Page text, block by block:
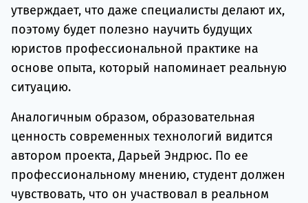
утверждает, что даже специалисты делают их,
поэтому будет полезно научить будущих
юристов профессиональной практике на
основе опыта, который напоминает реальную
ситуацию.
Аналогичным образом, образовательная
ценность современных технологий видится
автором проекта, Дарьей Эндрюс. По ее
профессиональному мнению, студент должен
чувствовать, что он участвовал в реальном